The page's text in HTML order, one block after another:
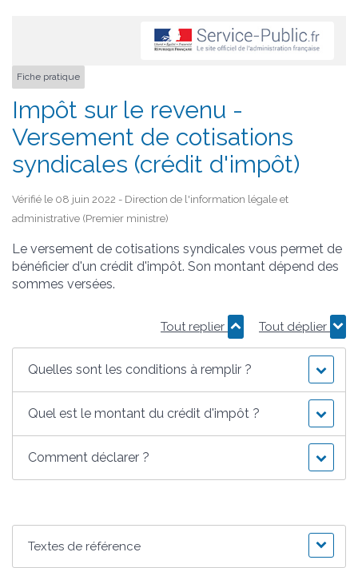
Fiche pratique
Impôt sur le revenu -
Versement de cotisations
syndicales (crédit d'impôt)
Vérifié le 08 juin 2022 - Direction de l'information légale et
administrative (Premier ministre)
Le versement de cotisations syndicales vous permet de
bénéficier d'un crédit d'impôt. Son montant dépend des
sommes versées.
Tout replier Tout déplier
Quelles sont les conditions à remplir ?
Quel est le montant du crédit d'impôt ?
Comment déclarer ?
Textes de référence